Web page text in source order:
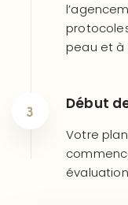
peau et à
Début
Votre